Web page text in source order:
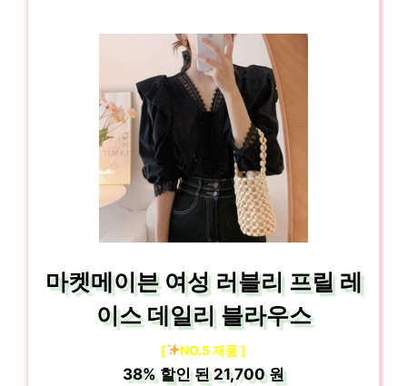
마켓메이븐 여성 러블리 프릴 레
이스 데일리 블라우스
[ NO.5 제품 ]
38% 할인 된21,700 원